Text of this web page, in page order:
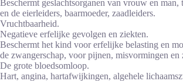
Beschermt geslachtsorganen van vrouw en man,
en de eierleiders, baarmoeder, zaadleiders.
Vruchtbaarheid.
Negatieve erfelijke gevolgen en ziekten.
Beschermt het kind voor erfelijke belasting en
de zwangerschap, voor pijnen, misvormingen en
De grote bloedsomloop.
Hart, angina, hartafwijkingen, algehele